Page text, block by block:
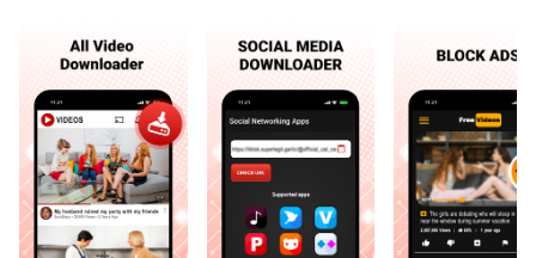
Com as funções de múltiplas instâncias e
sincronizador, você pode até executar vários
aplicativos e contas no seu PC.
E a função de transferência de arquivos torna muito
fácil compartilhar imagens, vídeos e arquivos.